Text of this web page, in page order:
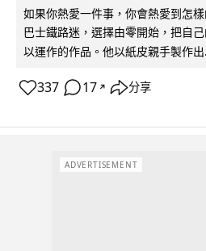
如果你熱愛一件事，你會熱愛到怎
巴士鐵路迷，選擇由零開始，把自
以運作的作品。他以紙皮親手製作
337 17 ↗ 分享
ADVERTISEMENT